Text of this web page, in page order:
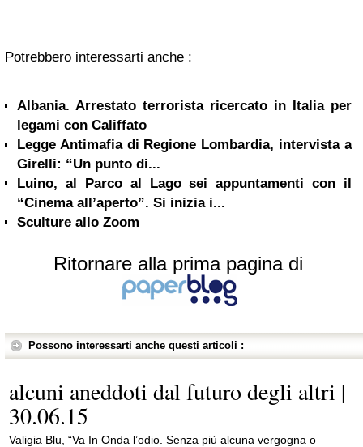
Potrebbero interessarti anche :
Albania. Arrestato terrorista ricercato in Italia per
legami con Califfato
Legge Antimafia di Regione Lombardia, intervista a
Girelli: “Un punto di...
Luino, al Parco al Lago sei appuntamenti con il
“Cinema all’aperto”. Si inizia i...
Sculture allo Zoom
Ritornare alla prima pagina di
Possono interessarti anche questi articoli :
alcuni aneddoti dal futuro degli altri |
30.06.15
Valigia Blu, “Va In Onda l’odio. Senza più alcuna vergogna o